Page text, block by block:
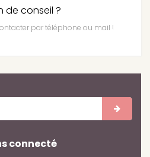
de conseil ?
par téléphone ou mail !
connecté